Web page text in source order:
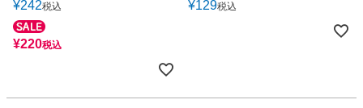
¥242税込
¥220税込
¥129税込